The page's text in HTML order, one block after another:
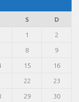
S D
1 2
8 9
15 16
22 23
29 30